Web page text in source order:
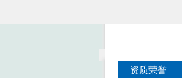
资质荣誉